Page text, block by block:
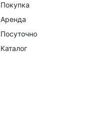
Покупка
Аренда
Посуточно
Каталог